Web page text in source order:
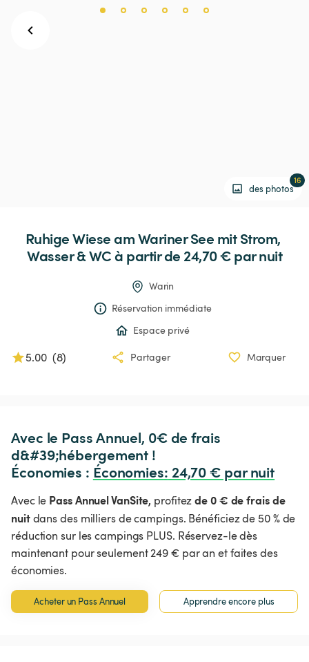
des photos
16
RuhigeWieseamWarinerSee mitStrom,
Wasser &WC à partir de 24,70 € par nuit
Warin
Réservation immédiate
Espace privé
5.00 (8) Partager Marquer
Avec le Pass Annuel, 0€ de frais
d&#39;hébergement !
Économies : Économies: 24,70 € par nuit
Avec le Pass Annuel VanSite, profitezde 0 € de frais de
nuitdans des milliers de campings. Bénéficiez de 50 % de
réduction sur les campings PLUS. Réservez-le dès
maintenant pour seulement 249 € par an et faites des
économies.
Acheter un Pass Annuel Apprendre encore plus